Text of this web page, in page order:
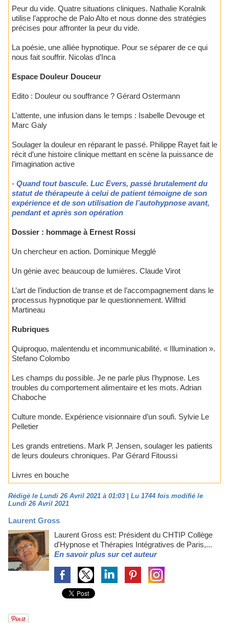
Peur du vide. Quatre situations cliniques. Nathalie Koralnik
utilise l’approche de Palo Alto et nous donne des stratégies
précises pour affronter la peur du vide.
La poésie, une alliée hypnotique. Pour se séparer de ce qui
nous fait souffrir. Nicolas d’Inca
Espace Douleur Douceur
Edito : Douleur ou souffrance ? Gérard Ostermann
L’attente, une infusion dans le temps : Isabelle Devouge et
Marc Galy
Soulager la douleur en réparant le passé. Philippe Rayet fait le
récit d’une histoire clinique mettant en scène la puissance de
l’imagination active
- Quand tout bascule. Luc Evers, passé brutalement du
statut de thérapeute à celui de patient témoigne de son
expérience et de son utilisation de l’autohypnose avant,
pendant et après son opération
Dossier : hommage à Ernest Rossi
Un chercheur en action. Dominique Megglé
Un génie avec beaucoup de lumières. Claude Virot
L’art de l’induction de transe et de l’accompagnement dans le
processus hypnotique par le questionnement. Wilfrid
Martineau
Rubriques
Quiproquo, malentendu et incommunicabilité. « Illumination ».
Stefano Colombo
Les champs du possible. Je ne parle plus l’hypnose. Les
troubles du comportement alimentaire et les mots. Adrian
Chaboche
Culture monde. Expérience visionnaire d’un soufi. Sylvie Le
Pelletier
Les grands entretiens. Mark P. Jensen, soulager les patients
de leurs douleurs chroniques. Par Gérard Fitoussi
Livres en bouche
Rédigé le Lundi 26 Avril 2021 à 01:03 | Lu 1744 fois modifié le
Lundi 26 Avril 2021
Laurent Gross
Laurent Gross est: Président du CHTIP Collège
d'Hypnose et Thérapies Intégratives de Paris,...
En savoir plus sur cet auteur